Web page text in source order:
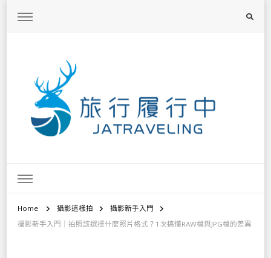
Home 攝影這樣拍
攝影新手入門
攝影新手入門｜拍照該選擇什麼照片格式？1次搞懂RAW檔與JPG檔的差異